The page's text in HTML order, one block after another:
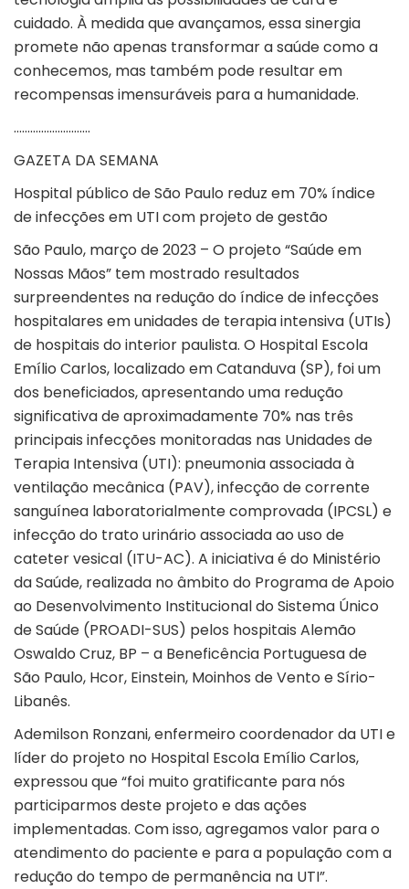
cuidado. À medida que avançamos, essa sinergia
promete não apenas transformar a saúde como a
conhecemos, mas também pode resultar em
recompensas imensuráveis para a humanidade.
……………………….
GAZETA DA SEMANA
Hospital público de São Paulo reduz em 70% índice
de infecções em UTI com projeto de gestão
São Paulo, março de 2023 – O projeto “Saúde em
Nossas Mãos” tem mostrado resultados
surpreendentes na redução do índice de infecções
hospitalares em unidades de terapia intensiva (UTIs)
de hospitais do interior paulista. O Hospital Escola
Emílio Carlos, localizado em Catanduva (SP), foi um
dos beneficiados, apresentando uma redução
significativa de aproximadamente 70% nas três
principais infecções monitoradas nas Unidades de
Terapia Intensiva (UTI): pneumonia associada à
ventilação mecânica (PAV), infecção de corrente
sanguínea laboratorialmente comprovada (IPCSL) e
infecção do trato urinário associada ao uso de
cateter vesical (ITU-AC). A iniciativa é do Ministério
da Saúde, realizada no âmbito do Programa de Apoio
ao Desenvolvimento Institucional do Sistema Único
de Saúde (PROADI-SUS) pelos hospitais Alemão
Oswaldo Cruz, BP – a Beneficência Portuguesa de
São Paulo, Hcor, Einstein, Moinhos de Vento e Sírio-
Libanês.
Ademilson Ronzani, enfermeiro coordenador da UTI e
líder do projeto no Hospital Escola Emílio Carlos,
expressou que “foi muito gratificante para nós
participarmos deste projeto e das ações
implementadas. Com isso, agregamos valor para o
atendimento do paciente e para a população com a
redução do tempo de permanência na UTI”.